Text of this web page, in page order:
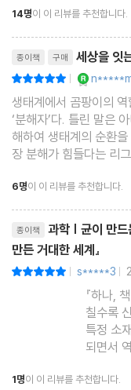
마 상반
14명이 이 리뷰를 추천합니다.
종이책 구매 세상을 잇
|
생태계에서 곰팡이의
‘분해자’다. 틀린 말은
해하여 생태계의 순환
장 분해가 힘들다는 리
균류 중에는 플라스틱
곰팡이의 역할은 인상
6명이 이 리뷰를 추천합니다.
종이책
과학 | 균이 만드
만든 거대한 세계』
| s*****3 |
『하나, 책과 마주하
칠수록
특정 소
되면서
우연히
대해 흥미로
1명이 이 리뷰를 추천합니다.